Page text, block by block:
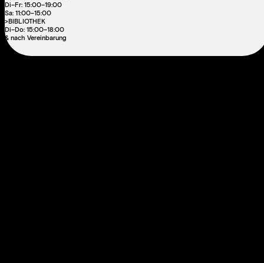
Di–Fr: 15:00–19:00
Sa: 11:00–15:00
>BIBLIOTHEK
Di–Do: 15:00–18:00
& nach Vereinbarung